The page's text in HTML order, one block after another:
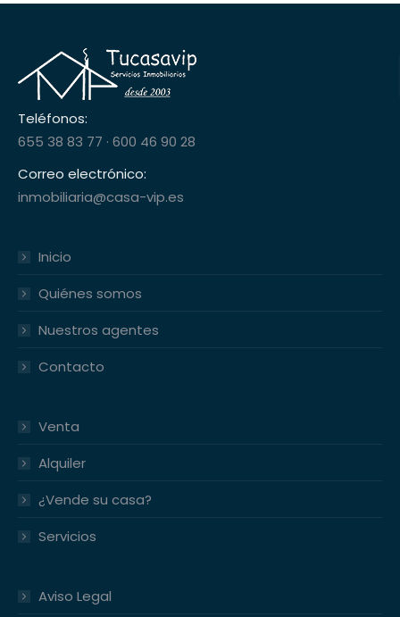
Teléfonos:
655 38 83 77 · 600 46 90 28
Correo electrónico:
inmobiliaria@casa-vip.es
Inicio
Quiénes somos
Nuestros agentes
Contacto
Venta
Alquiler
¿Vende su casa?
Servicios
Aviso Legal